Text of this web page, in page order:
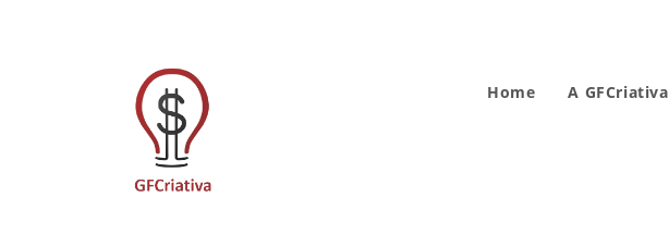
Home A GFCriativa